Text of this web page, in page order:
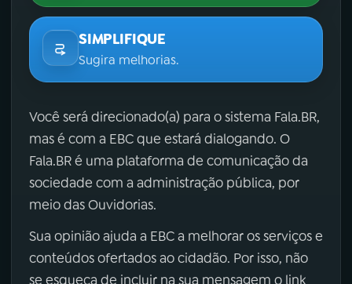
SIMPLIFIQUE
Sugira melhorias.
Você será direcionado(a) para o sistema Fala.BR,
mas é com a EBC que estará dialogando. O
Fala.BR é uma plataforma de comunicação da
sociedade com a administração pública, por
meio das Ouvidorias.
Sua opinião ajuda a EBC a melhorar os serviços e
conteúdos ofertados ao cidadão. Por isso, não
se esqueça de incluir na sua mensagem o link